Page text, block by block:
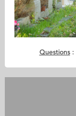
Questions: